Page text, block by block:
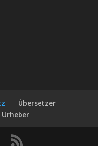
Übersetzer
Urheber